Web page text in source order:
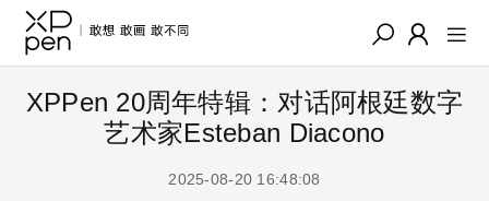
XPPen 20周年特辑：对话阿根廷数字
艺术家Esteban Diacono
2025-08-20 16:48:08